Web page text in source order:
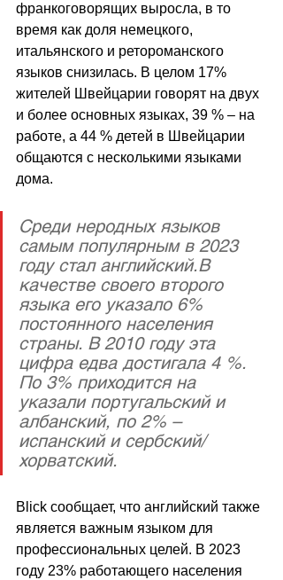
франкоговорящих выросла, в то
время как доля немецкого,
итальянского и ретороманского
языков снизилась. В целом 17%
жителей Швейцарии говорят на двух
и более основных языках, 39 % – на
работе, а 44 % детей в Швейцарии
общаются с несколькими языками
дома.
Среди неродных языков
самым популярным в 2023
году стал английский.В
качестве своего второго
языка его указало 6%
постоянного населения
страны. В 2010 году эта
цифра едва достигала 4 %.
По 3% приходится на
указали португальский и
албанский, по 2% –
испанский и сербский/
хорватский.
Blick сообщает, что английский также
является важным языком для
профессиональных целей. В 2023
году 23% работающего населения